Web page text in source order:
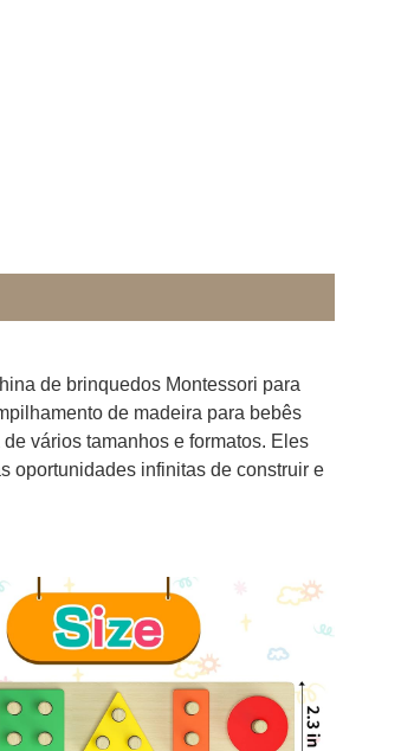
de brinquedos Montessori para
de madeira para bebês
vários tamanhos e formatos. Eles
oportunidades infinitas de construir e